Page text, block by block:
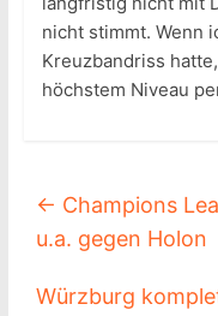
nicht stimmt. Wenn
Kreuzbandriss
höchstem Niveau
← Champions
u.a. gegen Holon
Würzburg